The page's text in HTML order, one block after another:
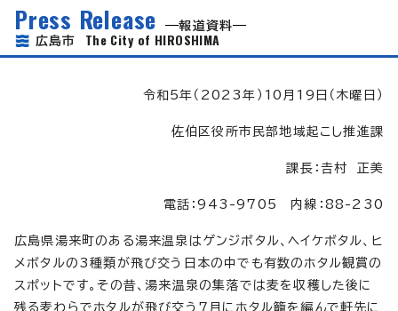
Press Release
報道資料
広島市 The City of HIROSHIMA
令和5年（2023年）10月19日（木曜日）
佐伯区役所市民部地域起こし推進課
課長：𠮷村 正美
電話：943-9705 内線：88-230
広島県湯来町のある湯来温泉はゲンジボタル、ヘイケボタル、ヒ
メボタルの3種類が飛び交う日本の中でも有数のホタル観賞の
スポットです。その昔、湯来温泉の集落では麦を収穫した後に
残る麦わらでホタルが飛び交う7月にホタル籠を編んで軒先に